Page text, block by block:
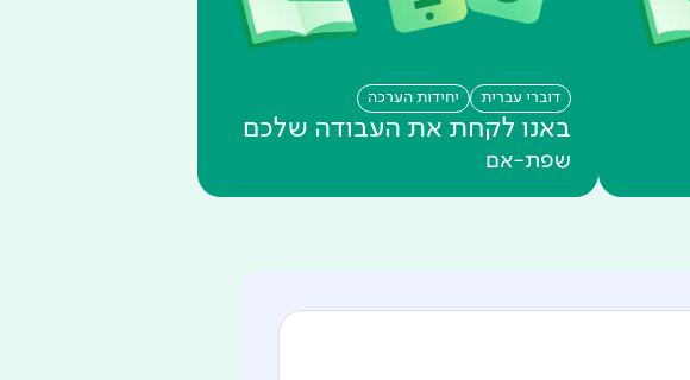
דוברי עברית יחידות הערכה
באנו לקחת את העבודה שלכם
שפת-אם